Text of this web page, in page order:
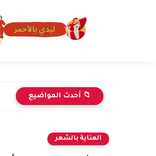
📁 أحدث المواضيع
العناية بالشعر